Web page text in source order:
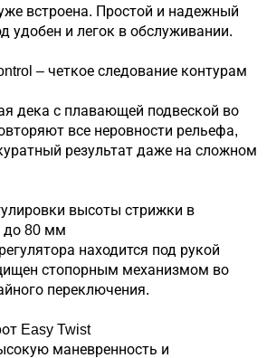
встроена. Простой и надежный
удобен и легок в обслуживании.
– четкое следование контурам
дека с плавающей подвеской во
все неровности рельефа,
результат даже на сложном
высоты стрижки в
до 80 мм
находится под рукой
стопорным механизмом во
переключения.
Easy Twist
маневренность и